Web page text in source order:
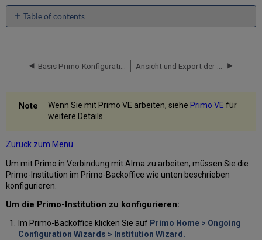
Table of contents
No
Wenn Sie mit Primo VE arbeiten, siehe Primo VE für
weitere Details.
Zurück zum Menü
Um mit Primo in Verbindung mit Alma zu arbeiten, müssen Sie die
Primo-Institution im Primo-Backoffice wie unten beschrieben
konfigurieren.
Um die Primo-Institution zu konfigurieren:
Im Primo-Backoffice klicken Sie auf Primo Home > Ongoing
Configuration Wizards > Institution Wizard.